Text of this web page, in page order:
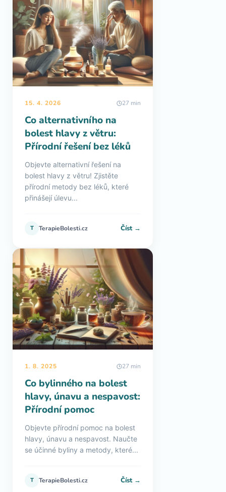
15. 4. 2026 27 min
Co alternativního na
bolest hlavy z větru:
Přírodní řešení bez léků
Objevte alternativní řešení na
bolest hlavy z větru! Zjistěte
přírodní metody bez léků, které
přinášejí úlevu...
T TerapieBolesti.cz Číst →
1. 8. 2025 27 min
Co bylinného na bolest
hlavy, únavu a nespavost:
Přírodní pomoc
Objevte přírodní pomoc na bolest
hlavy, únavu a nespavost. Naučte
se účinné byliny a metody, které...
T TerapieBolesti.cz Číst →